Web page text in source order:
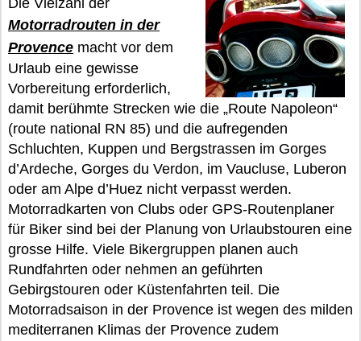
Die Vielzahl der
Motorradrouten in der
Provence macht vor dem
Urlaub eine gewisse
Vorbereitung erforderlich,
damit berühmte Strecken wie die „Route Napoleon“
(route national RN 85) und die aufregenden
Schluchten, Kuppen und Bergstrassen im Gorges
d’Ardeche, Gorges du Verdon, im Vaucluse, Luberon
oder am Alpe d’Huez nicht verpasst werden.
Motorradkarten von Clubs oder GPS-Routenplaner
für Biker sind bei der Planung von Urlaubstouren eine
grosse Hilfe. Viele Bikergruppen planen auch
Rundfahrten oder nehmen an geführten
Gebirgstouren oder Küstenfahrten teil. Die
Motorradsaison in der Provence ist wegen des milden
mediterranen Klimas der Provence zudem